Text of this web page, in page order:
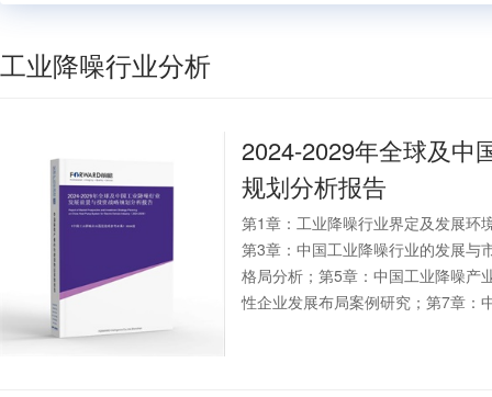
工业降噪行业分析
2024-2029年全球及中
规划分析报告
第1章：工业降噪行业界定及发展环
第3章：中国工业降噪行业的发展与
格局分析；第5章：中国工业降噪产
性企业发展布局案例研究；第7章：